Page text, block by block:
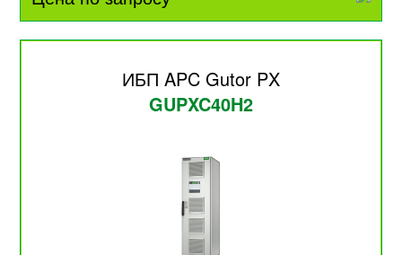
ИБП APC Gutor PX
GUPXC40H2